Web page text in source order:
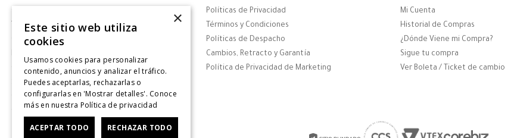
Tiendas
Contáctanos
Giftcard
Solicitar Factura
CyberDay
Políticas de Privacidad
Términos y Condiciones
Políticas de Despacho
Cambios, Retracto y Garantía
Política de Privacidad de Marketing
Mi Cuenta
Historial de Compras
¿Dónde Viene mi Compra?
Sigue tu compra
Ver Boleta / Ticket de cambio
×
Este sitio web utiliza
cookies
Usamos cookies para personalizar
contenido, anuncios y analizar el tráfico.
Puedes aceptarlas, rechazarlas o
configurarlas en 'Mostrar detalles'. Conoce
más en nuestra Política de privacidad
ACEPTAR TODO RECHAZAR TODO